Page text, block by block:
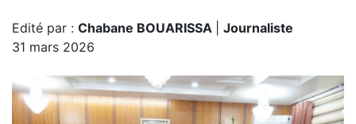
Edité par : Chabane BOUARISSA
Journaliste
31 mars 2026